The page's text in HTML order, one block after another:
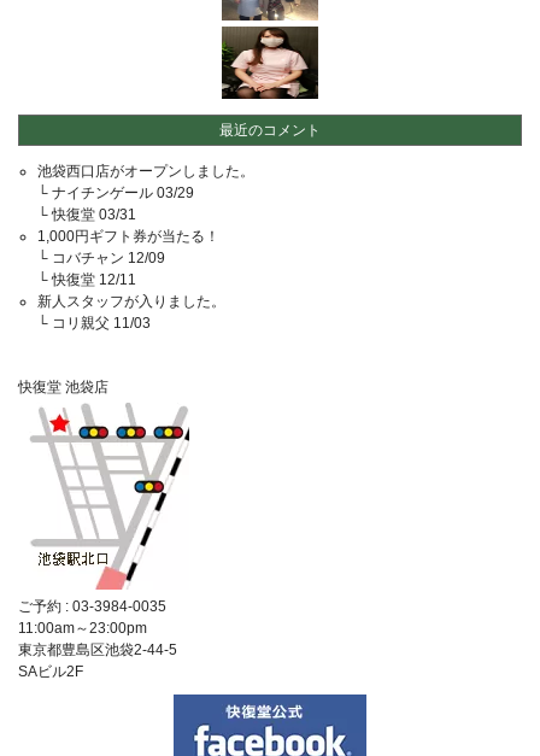
最近のコメント
池袋西口店がオープンしました。
└ ナイチンゲール 03/29
└快復堂 03/31
1,000円ギフト券が当たる！
└ コバチャン 12/09
└快復堂 12/11
新人スタッフが入りました。
└ コリ親父 11/03
快復堂 池袋店
ご予約 : 03-3984-0035
11:00am～23:00pm
東京都豊島区池袋2-44-5
SAビル2F